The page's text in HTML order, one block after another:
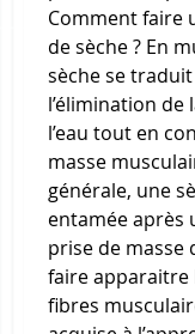
Comment faire
de sèche ? En
sèche se
l’élimination de
l’eau tout en
masse
générale, une
entamée après
prise de masse
faire apparaitre
fibres